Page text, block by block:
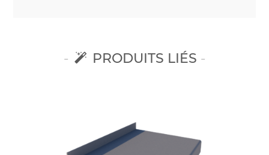
PRODUITS LIÉS